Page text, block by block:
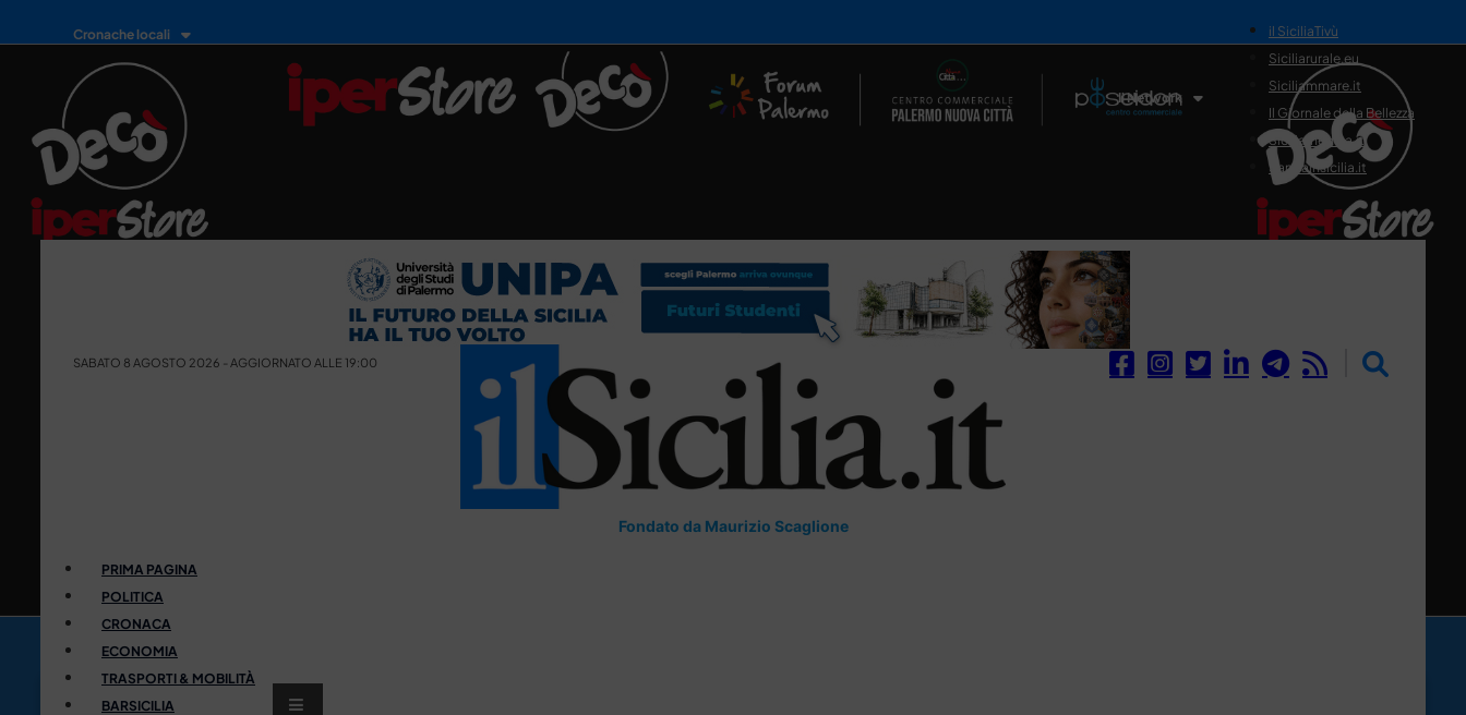
Cronache locali
Il Network
il SiciliaTivù
Siciliarurale.eu
Siciliammare.it
Il Giornale della Bellezza
Siciliamedica.it
Sanitainsicilia.it
SABATO 8 AGOSTO 2026 - AGGIORNATO ALLE 19:00
Fondato da Maurizio Scaglione
PRIMA PAGINA
POLITICA
CRONACA
ECONOMIA
TRASPORTI & MOBILITÀ
BARSICILIA